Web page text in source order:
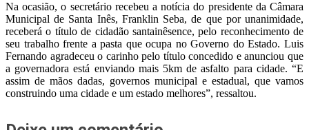
Na ocasião, o secretário recebeu a notícia do presidente da Câmara
Municipal de Santa Inês, Franklin Seba, de que por unanimidade,
receberá o título de cidadão santainêsence, pelo reconhecimento de
seu trabalho frente a pasta que ocupa no Governo do Estado. Luis
Fernando agradeceu o carinho pelo título concedido e anunciou que
a governadora está enviando mais 5km de asfalto para cidade. “E
assim de mãos dadas, governos municipal e estadual, que vamos
construindo uma cidade e um estado melhores”, ressaltou.